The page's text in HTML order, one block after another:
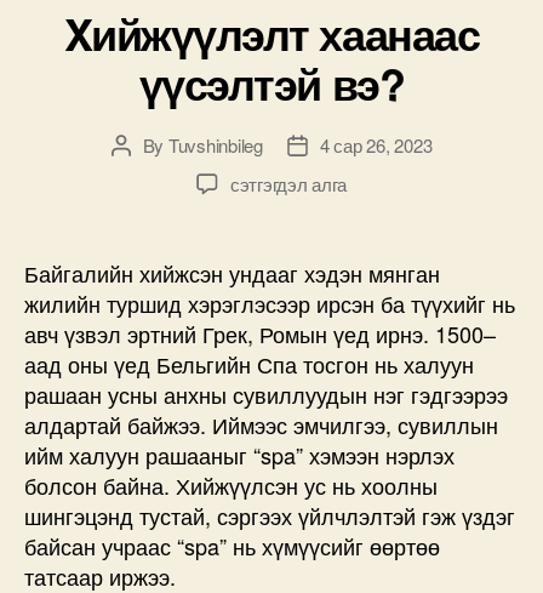
Xийжүүлэлт хаанаас
үүсэлтэй вэ?
PostBy Tuvshinbileg
Post4 сар 26, 2023
Xийжүүлэлт
дээр
сэтгэгдэл алга
Байгалийн хийжсэн ундааг хэдэн мянган
жилийн туршид хэрэглэсээр ирсэн ба түүхийг нь
авч үзвэл эртний Грек, Ромын үед ирнэ. 1500–
аад оны үед Бельгийн Спа тосгон нь халуун
рашаан усны анхны сувиллуудын нэг гэдгээрээ
алдартай байжээ. Иймээс эмчилгээ, сувиллын
ийм халуун рашааныг “spa” хэмээн нэрлэх
болсон байна. Хийжүүлсэн ус нь хоолны
шингэцэнд тустай, сэргээх үйлчлэлтэй гэж үздэг
байсан учраас “spa” нь хүмүүсийг өөртөө
татсаар иржээ.